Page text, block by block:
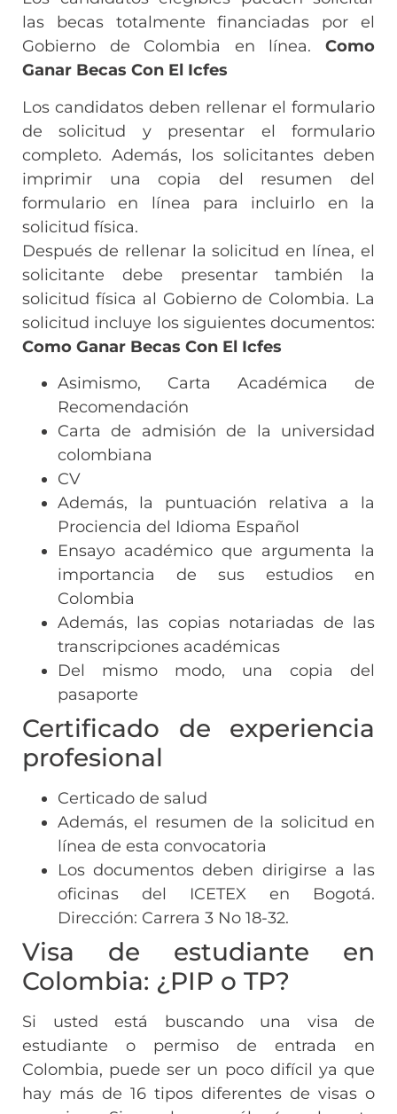
las becas totalmente financiadas por el
Gobierno de Colombia en línea. Como
Ganar Becas Con El Icfes
Los candidatos deben rellenar el formulario
de solicitud y presentar el formulario
completo. Además, los solicitantes deben
imprimir una copia del resumen del
formulario en línea para incluirlo en la
solicitud física.
Después de rellenar la solicitud en línea, el
solicitante debe presentar también la
solicitud física al Gobierno de Colombia. La
solicitud incluye los siguientes documentos:
Como Ganar Becas Con El Icfes
Asimismo, Carta Académica de
Recomendación
Carta de admisión de la universidad
colombiana
CV
Además, la puntuación relativa a la
Prociencia del Idioma Español
Ensayo académico que argumenta la
importancia de sus estudios en
Colombia
Además, las copias notariadas de las
transcripciones académicas
Del mismo modo, una copia del
pasaporte
Certificado de experiencia
profesional
Certicado de salud
Además, el resumen de la solicitud en
línea de esta convocatoria
Los documentos deben dirigirse a las
oficinas del ICETEX en Bogotá.
Dirección: Carrera 3 No 18-32.
Visa de estudiante en
Colombia: ¿PIP o TP?
Si usted está buscando una visa de
estudiante o permiso de entrada en
Colombia, puede ser un poco difícil ya que
hay más de 16 tipos diferentes de visas o